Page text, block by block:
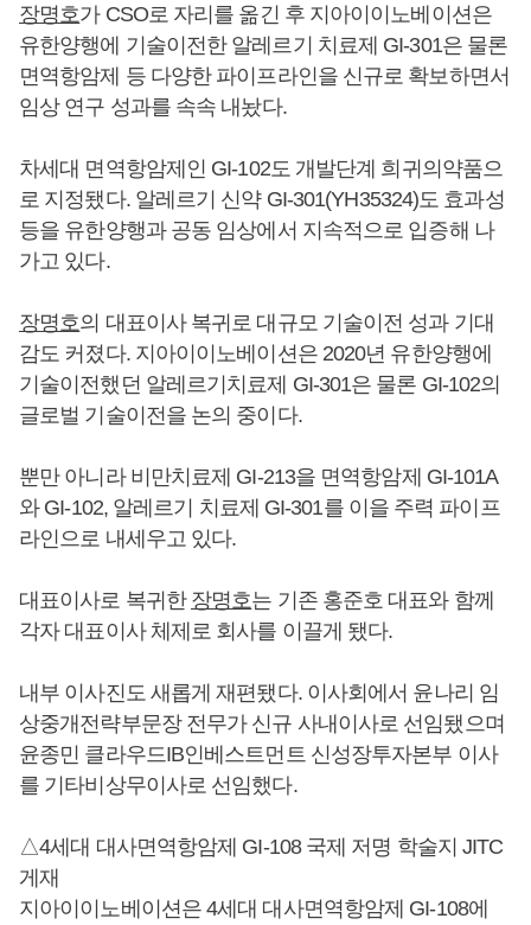
장명호가 CSO로 자리를 옮긴 후 지아이이노베이션은
유한양행에 기술이전한 알레르기 치료제 GI-301은 물론
면역항암제 등 다양한 파이프라인을 신규로 확보하면서
임상 연구 성과를 속속 내놨다.
차세대 면역항암제인 GI-102도 개발단계 희귀의약품으
로 지정됐다. 알레르기 신약 GI-301(YH35324)도 효과성
등을 유한양행과 공동 임상에서 지속적으로 입증해 나
가고 있다.
장명호의 대표이사 복귀로 대규모 기술이전 성과 기대
감도 커졌다. 지아이이노베이션은 2020년 유한양행에
기술이전했던 알레르기치료제 GI-301은 물론 GI-102의
글로벌 기술이전을 논의 중이다.
뿐만 아니라 비만치료제 GI-213을 면역항암제 GI-101A
와 GI-102, 알레르기 치료제 GI-301를 이을 주력 파이프
라인으로 내세우고 있다.
대표이사로 복귀한 장명호는 기존 홍준호 대표와 함께
각자 대표이사 체제로 회사를 이끌게 됐다.
내부 이사진도 새롭게 재편됐다. 이사회에서 윤나리 임
상중개전략부문장 전무가 신규 사내이사로 선임됐으며
윤종민 클라우드IB인베스트먼트 신성장투자본부 이사
를 기타비상무이사로 선임했다.
△4세대 대사면역항암제 GI-108 국제 저명 학술지 JITC
게재
지아이이노베이션은 4세대 대사면역항암제 GI-108에